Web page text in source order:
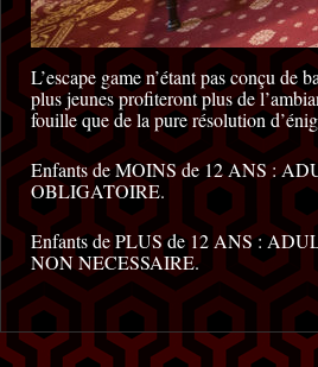
L’escape game n’étant pas conçu de
plus jeunes profiteront plus de
fouille que de la pure résolution
Enfants de MOINS de 12 ANS :
OBLIGATOIRE.
Enfants de PLUS de 12 ANS :
NON NECESSAIRE.